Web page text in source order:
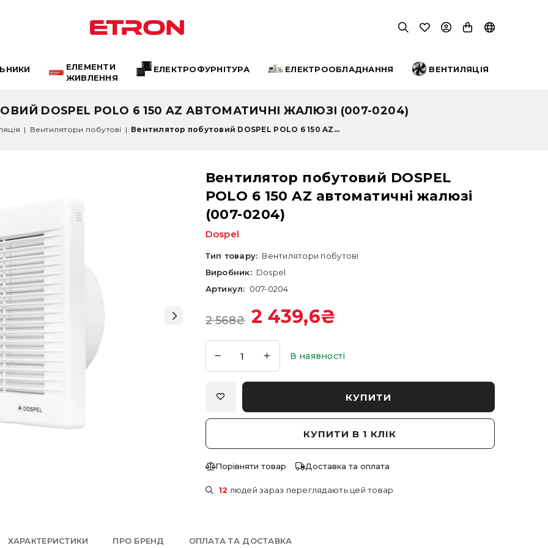
ЕЛЕМЕНТИ
ЖИВЛЕННЯ
ЕЛЕКТРОФУРНІТУРА ЕЛЕКТРООБЛАДНАННЯ ВЕНТИЛЯЦІЯ
DOSPEL POLO 6 150 AZ АВТОМАТИЧНІ ЖАЛЮЗІ (007-0204)
| Вентилятори побутові | Вентилятор побутовий DOSPEL POLO 6 150 AZ...
Вентилятор побутовий DOSPEL
POLO 6 150 AZ автоматичні жалюзі
(007-0204)
Dospel
Тип товару: Вентилятори побутові
Виробник: Dospel
Артикул: 007-0204
2 568₴ 2 439,6₴
В наявності
КУПИТИ
КУПИТИ В 1 КЛІК
Порівняти товар Доставка та оплата
12 людей зараз переглядають цей товар
ХАРАКТЕРИСТИКИ ПРО БРЕНД ОПЛАТА ТА ДОСТАВКА